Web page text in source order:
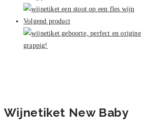
Volgend product
Wijnetiket New Baby